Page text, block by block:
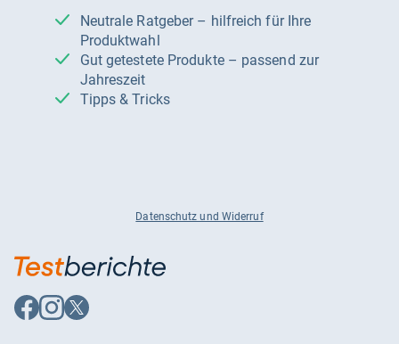
Neutrale Ratgeber – hilfreich für Ihre
Produktwahl
Gut getestete Produkte – passend zur
Jahreszeit
Tipps & Tricks
Datenschutz und Widerruf
Auf
Facebook
Auf
Instagram
Auf
X